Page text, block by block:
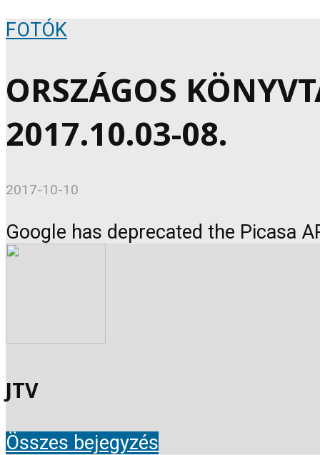
FOTÓK
ORSZÁGOS
2017.10.03-08.
2017-10-10
Google has deprecated the Picasa
JTV
Összes bejegyzés